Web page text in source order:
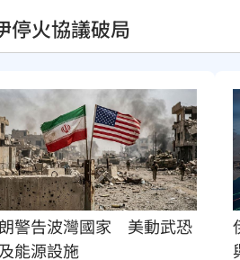
停火協議破局
警告波灣國家　美動武恐
能源設施